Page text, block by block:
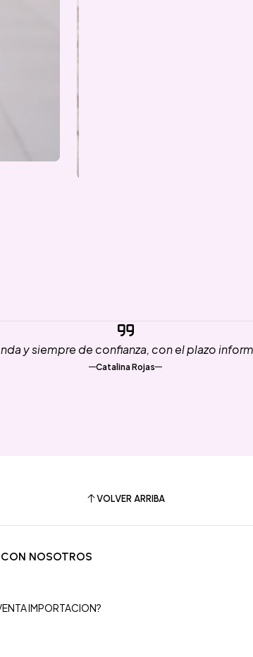
y siempre de confianza, con el plazo
Catalina Rojas
VOLVER ARRIBA
NOSOTROS
IMPORTACION?